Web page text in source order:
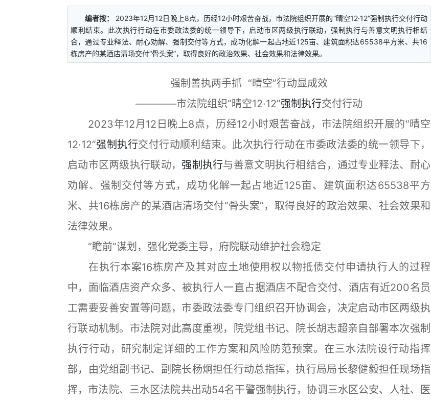
编者按：
2023年12月12日晚上8点，历经12小时艰苦奋战，市法院组织开展的“晴空12·12”强制执行交付行动
顺利结束。此次执行行动在市委政法委的统一领导下，启动市区两级执行联动，强制执行与善意文明执行相结
合，通过专业释法、耐心劝解、强制交付等方式，成功化解一起占地近125亩、建筑面积达65538平方米、共16
栋房产的某酒店清场交付“骨头案”，取得良好的政治效果、社会效果和法律效果。
强制善执两手抓 “晴空”行动显成效
————市法院组织“晴空12·12”强制执行交付行动
2023年12月12日晚上8点，历经12小时艰苦奋战，市法院组织开展的“晴空
12·12”强制执行交付行动顺利结束。此次执行行动在市委政法委的统一领导下，
启动市区两级执行联动， 强制执行与善意文明执行相结合，通过专业释法、耐心
劝解、强制交付等方式，成功化解一起占地近125亩、建筑面积达65538平方
米、共16栋房产的某酒店清场交付“骨头案”，取得良好的政治效果、社会效果和
法律效果。
“瞻前”谋划，强化党委主导，府院联动维护社会稳定
在执行本案16栋房产及其对应土地使用权以物抵债交付申请执行人的过程
中，面临酒店资产众多、被执行人一直占据酒店不配合交付、酒店有近200名员
工需要妥善安置等问题，市委政法委专门组织召开协调会，决定启动市区两级执
行联动机制。市法院对此高度重视，院党组书记、院长胡志超亲自部署本次强制
执行行动，研究制定详细的工作方案和风险防范预案。在三水法院设行动指挥
部，由党组副书记、副院长杨炯担任行动总指挥，执行局局长黎健毅担任现场指
挥，市法院、三水区法院共出动54名干警强制执行，协调三水区公安、人社、医